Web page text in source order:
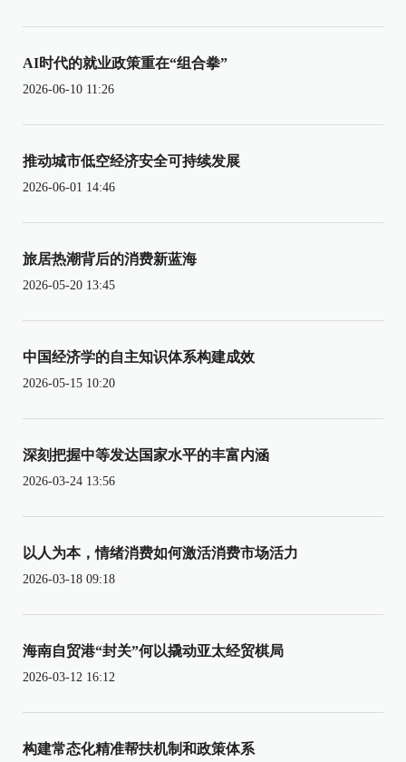
AI时代的就业政策重在“组合拳”
2026-06-10 11:26
推动城市低空经济安全可持续发展
2026-06-01 14:46
旅居热潮背后的消费新蓝海
2026-05-20 13:45
中国经济学的自主知识体系构建成效
2026-05-15 10:20
深刻把握中等发达国家水平的丰富内涵
2026-03-24 13:56
以人为本，情绪消费如何激活消费市场活力
2026-03-18 09:18
海南自贸港“封关”何以撬动亚太经贸棋局
2026-03-12 16:12
构建常态化精准帮扶机制和政策体系